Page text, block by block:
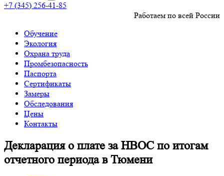
+7 (345) 256-41-85
Работаем по всей России
Обучение
Экология
Охрана труда
Промбезопасность
Паспорта
Сертификаты
Замеры
Обследования
Цены
Контакты
Декларация о плате за НВОС по итогам
отчетного периода в Тюмени